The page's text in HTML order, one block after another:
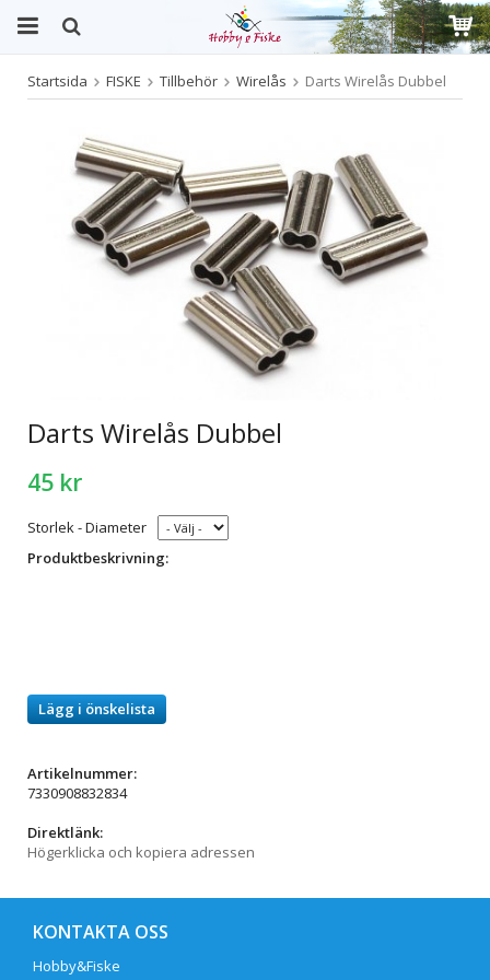
Produkten har blivit tillagd i varukorgen
Startsida FISKE Tillbehör Wirelås Darts Wirelås Dubbel
Darts Wirelås Dubbel
45 kr
Storlek - Diameter
Produktbeskrivning:
Lägg i önskelista
Artikelnummer:
7330908832834
Direktlänk:
Högerklicka och kopiera adressen
KONTAKTA OSS
Hobby&Fiske